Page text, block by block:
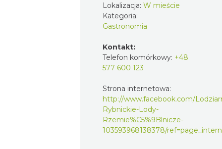
Lokalizacja: W mieście
Kategoria:
Gastronomia
Kontakt:
Telefon komórkowy: +48
577 600 123
Strona internetowa:
http://www.facebook.com/
Rybnickie-Lody-
Rzemie%C5%9Blnicze-
103593968138378/